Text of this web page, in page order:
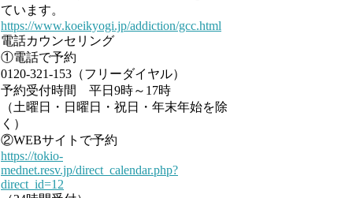
ています。
https://www.koeikyogi.jp/addiction/gcc.html
電話カウンセリング
①電話で予約
0120-321-153（フリーダイヤル）
予約受付時間 平日9時～17時
（土曜日・日曜日・祝日・年末年始を除
く）
②WEBサイトで予約
https://tokio-
mednet.resv.jp/direct_calendar.php?
direct_id=12